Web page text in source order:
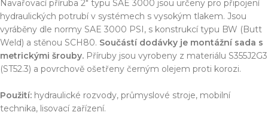
Navařovací příruba 2″ typu SAE 3000 jsou určeny pro připojení
hydraulických potrubí v systémech s vysokým tlakem. Jsou
vyráběny dle normy SAE 3000 PSI, s konstrukcí typu BW (Butt
Weld) a stěnou SCH80. Součástí dodávky je montážní sada s
metrickými šrouby. Příruby jsou vyrobeny z materiálu S355J2G3
(ST52.3) a povrchově ošetřeny černým olejem proti korozi.
Použití: hydraulické rozvody, průmyslové stroje, mobilní
technika, lisovací zařízení.